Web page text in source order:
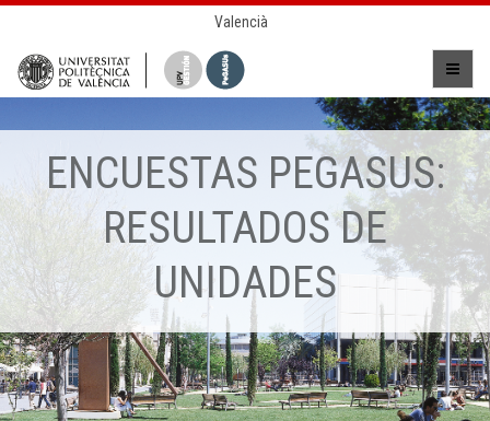
Valencià
ENCUESTAS PEGASUS:
RESULTADOS DE
UNIDADES